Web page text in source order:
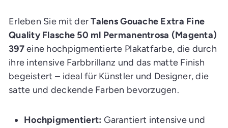
n
k
a
u
f
s
a
e
g
Erleben Sie mit derTalens Gouache Extra Fine
Quality Flasche 50 ml Permanentrosa (Magenta)
397eine hochpigmentierte Plakatfarbe, die durch
ihre intensive Farbbrillanz und das matte Finish
begeistert – ideal für Künstler und Designer, die
satte und deckende Farben bevorzugen.
Hochpigmentiert: Garantiert intensive und